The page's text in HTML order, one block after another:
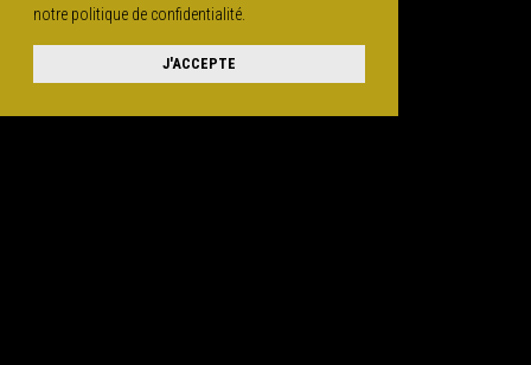
notre politique de confidentialité.
J'ACCEPTE